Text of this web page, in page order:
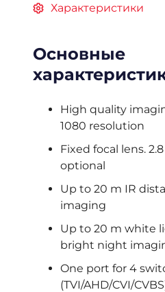
Характеристики
Основные
High quality
1080 resolution
Fixed focal lens.
optional
Up to 20 m IR
imaging
Up to 20 m white
bright night
One port for 4
(TVI/AHD/CVI/